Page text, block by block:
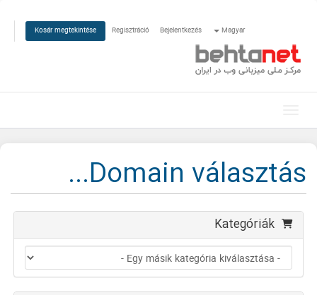
Magyar
Bejelentkezés
Regisztráció
Kosár megtekintése
Domain választás...